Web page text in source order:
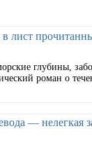
лист
глубины,
роман о